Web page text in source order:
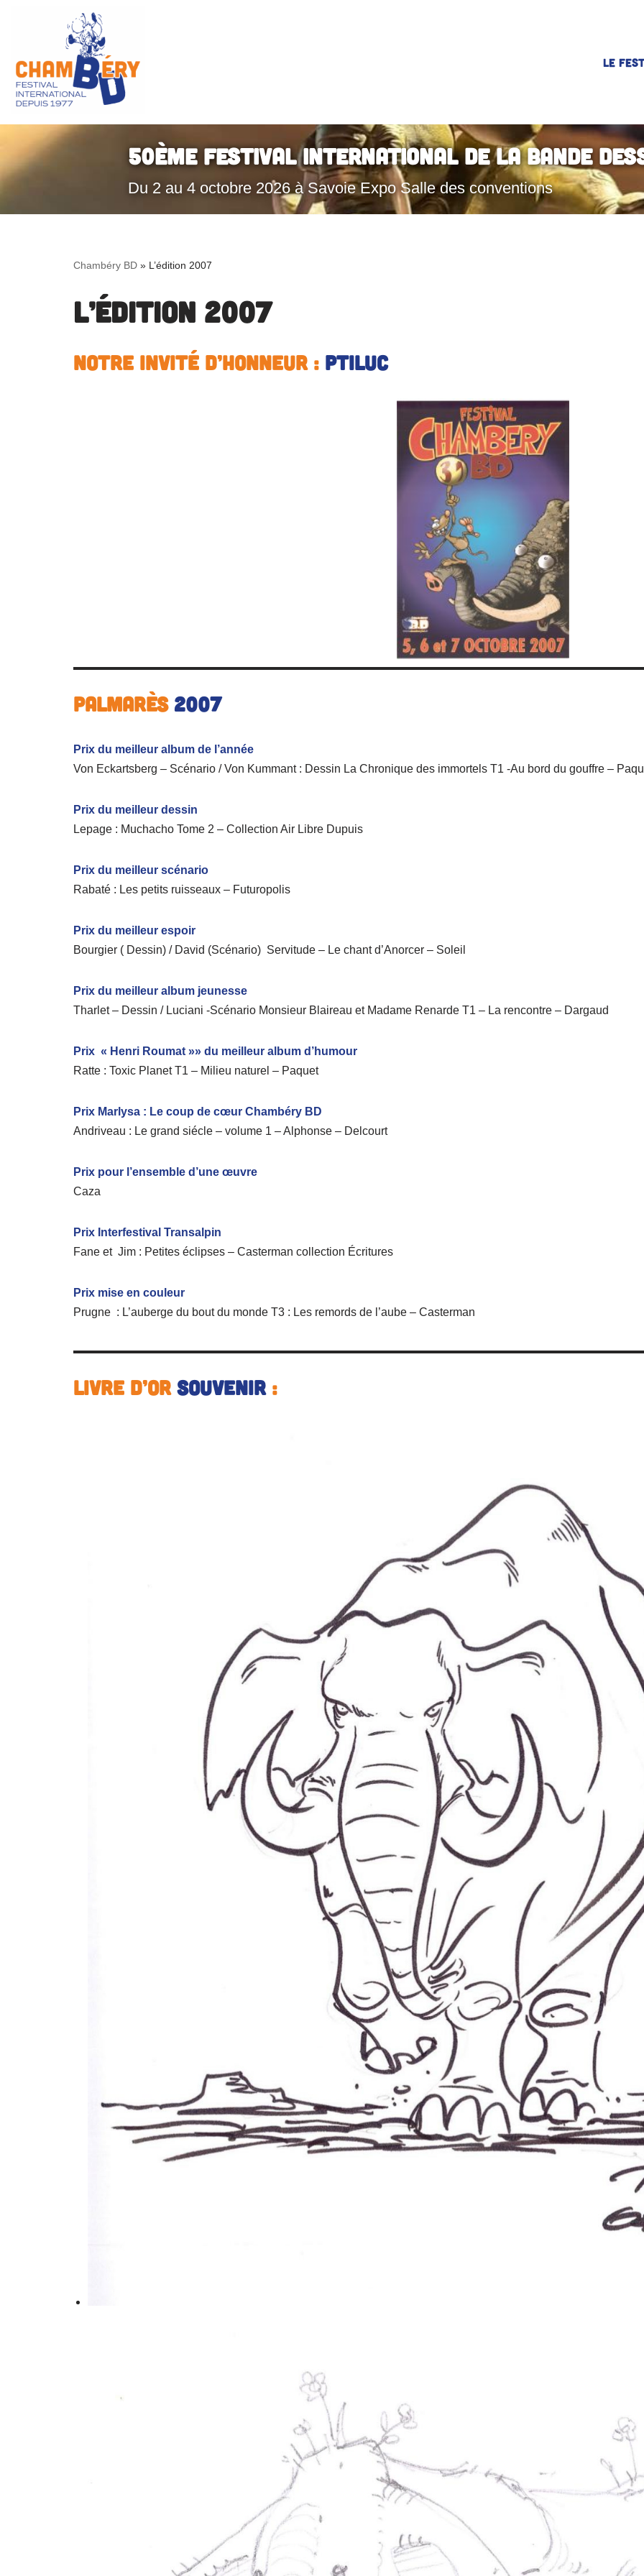
au
contenu
LE
50ème Festival International de la Bande
Du 2 au 4 octobre 2026 à Savoie Expo Salle des conventions
Chambéry BD » L’édition 2007
L’édition 2007
Notre invité d’honneur : PTILUC
Palmarès 2007
Prix du meilleur album de l’année
Von Eckartsberg – Scénario / Von Kummant : Dessin La Chronique des immortels T1 -Au bord du gouffre –
Prix du meilleur dessin
Lepage : Muchacho Tome 2 – Collection Air Libre Dupuis
Prix du meilleur scénario
Rabaté : Les petits ruisseaux – Futuropolis
Prix du meilleur espoir
Bourgier ( Dessin) / David (Scénario) Servitude – Le chant d’Anorcer – Soleil
Prix du meilleur album jeunesse
Tharlet – Dessin / Luciani -Scénario Monsieur Blaireau et Madame Renarde T1 – La rencontre – Dargaud
Prix « Henri Roumat »» du meilleur album d’humour
Ratte : Toxic Planet T1 – Milieu naturel – Paquet
Prix Marlysa : Le coup de cœur Chambéry BD
Andriveau : Le grand siécle – volume 1 – Alphonse – Delcourt
Prix pour l’ensemble d’une œuvre
Caza
Prix Interfestival Transalpin
Fane et Jim : Petites éclipses – Casterman collection Écritures
Prix mise en couleur
Prugne : L’auberge du bout du monde T3 : Les remords de l’aube – Casterman
Livre d’or souvenir :